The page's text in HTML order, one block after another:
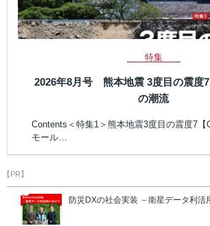
特集
2026年8月号 熊本地震 3度目の震度
の潮流
Contents＜特集1＞熊本地震3度目の震度7【
モール…
【PR】
防災DXの社会実装 －衛星データ利活